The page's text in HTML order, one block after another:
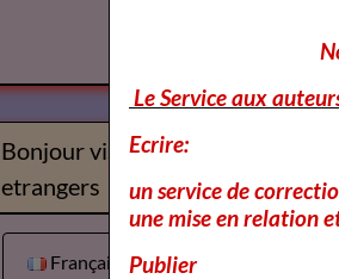
Bonjour visiteurs
etrangers
Français
Le Service aux
Ecrire:
un service de
une mise en relation
Publier